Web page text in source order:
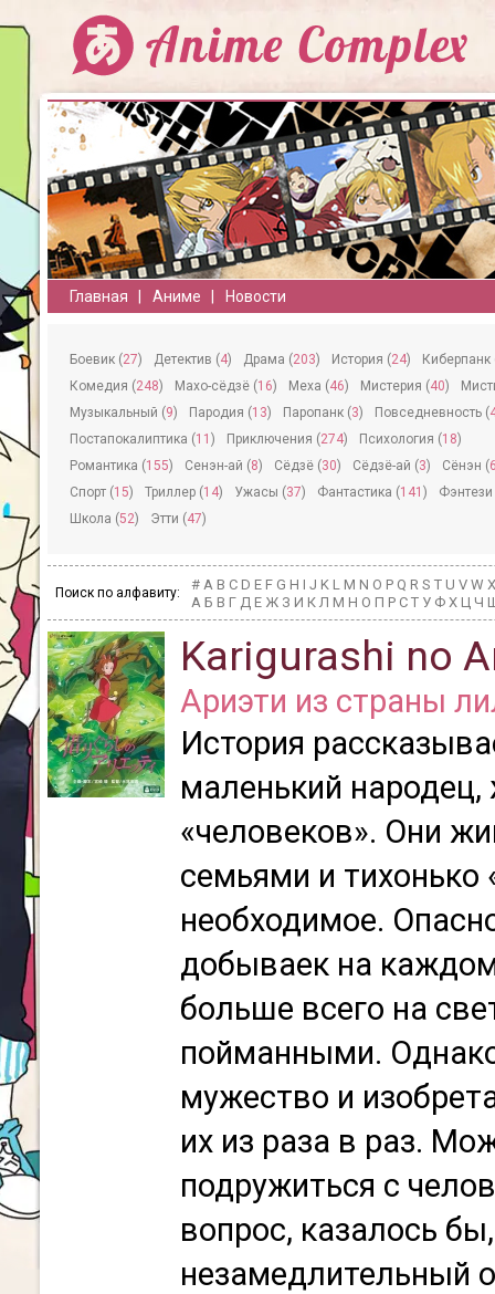
Главная Аниме Новости
Боевик (27) Детектив (4) Драма (203) История (24)
Киберпанк
Комедия (248) Махо-сёдзё (16) Меха (46) Мистерия (40)
Музыкальный (9) Пародия (13) Паропанк (3) Повседневность (
Постапокалиптика (11 ) Приключения (274) Психология (18)
Романтика (155) Сeнэн-ай (8) Сёдзё (30) Сёдзё-ай (3) Сёнэн (
Спорт (15) Триллер (14) Ужасы (37) Фантастика (141 )
Фэнтези
Школа (52) Этти (47)
Поиск по алфавиту: # A B C D E F G H I J K L M N O P Q R S T U V W X
А Б В Г Д Е Ж З И К Л М Н О П Р С Т У Ф Х Ц Ч
Karigurashi no
Ариэти из страны
История
маленький
«человеков». Они
семьями и
необходимое.
добываек на
больше всего на
пойманными.
мужество и
их из раза в раз.
подружиться с
вопрос, казалось
незамедлительный